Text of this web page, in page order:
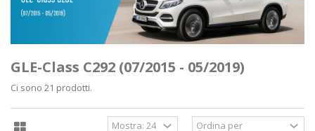
GLE-Class C292 (07/2015 - 05/2019)
Ci sono 21 prodotti.